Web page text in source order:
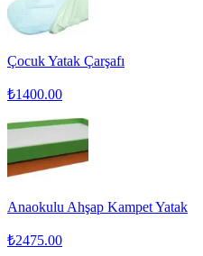
Çocuk Yatak Çarşafı
₺1400.00
Anaokulu Ahşap Kampet Yatak
₺2475.00